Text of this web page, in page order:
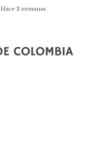
Hace 2 semanas